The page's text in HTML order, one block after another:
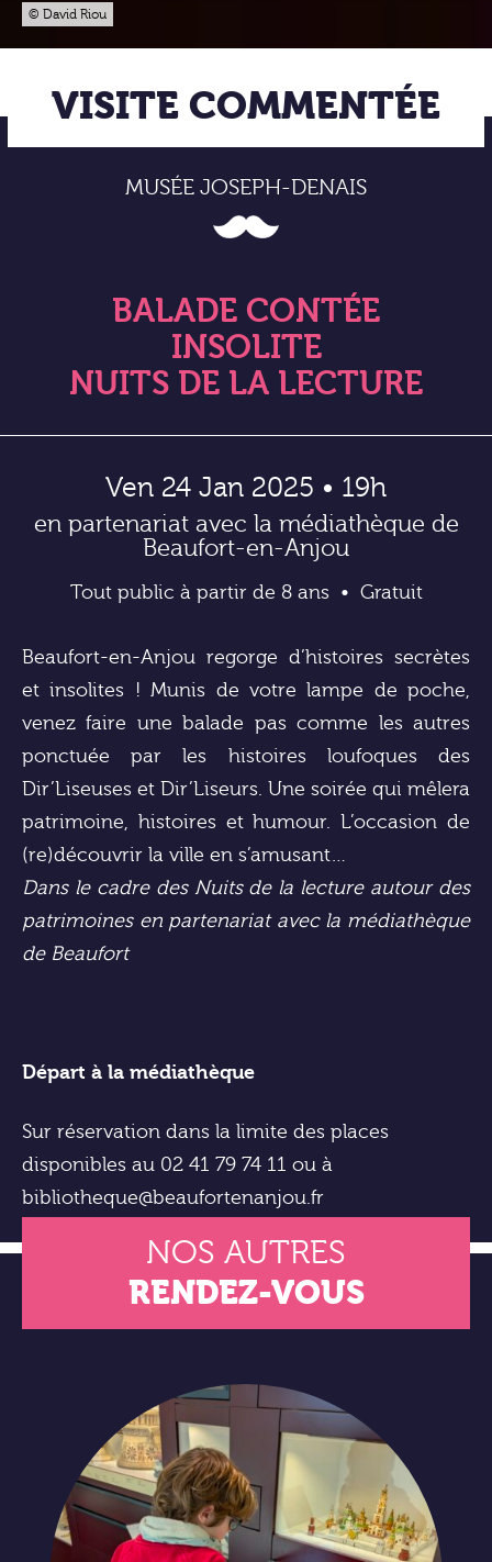
© David Riou
VISITE COMMENTÉE
MUSÉE JOSEPH-DENAIS
BALADE CONTÉE
INSOLITE
NUITS DE LA LECTURE
Ven 24 Jan 2025 • 19h
en partenariat avec la médiathèque de
Beaufort-en-Anjou
Tout public à partir de 8 ans Gratuit
Beaufort-en-Anjou regorge d’histoires secrètes
et insolites ! Munis de votre lampe de poche,
venez faire une balade pas comme les autres
ponctuée par les histoires loufoques des
Dir’Liseuses et Dir’Liseurs. Une soirée qui mêlera
patrimoine, histoires et humour. L’occasion de
(re)découvrir la ville en s’amusant…
Dans le cadre des Nuits de la lecture autour des
patrimoines en partenariat avec la médiathèque
de Beaufort
Départ à la médiathèque
Sur réservation dans la limite des places
disponibles au 02 41 79 74 11 ou à
bibliotheque@beaufortenanjou.fr
NOS AUTRES
RENDEZ-VOUS